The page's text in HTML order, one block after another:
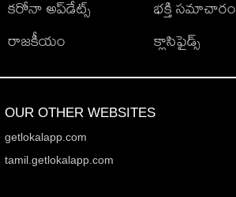
కరోనా అప్‌డేట్స్
రాజకీయం
భక్తి సమాచారం
క్లాసిఫైడ్స్
OUR OTHER WEBSITES
getlokalapp.com
tamil.getlokalapp.com